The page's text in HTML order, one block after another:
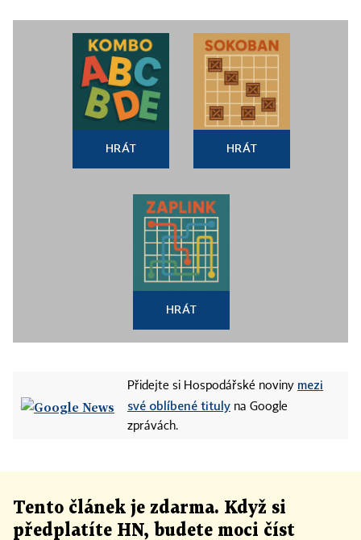
HRÁT HRÁT
HRÁT
Přidejte si Hospodářské noviny mezi
své oblíbené tituly na Google
zprávách.
Tento článek je zdarma. Když si
předplatíte HN, budete moci číst